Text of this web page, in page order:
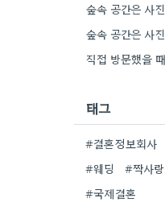
태그
#결혼정보회사
#웨딩
#짝사랑
#국제결혼